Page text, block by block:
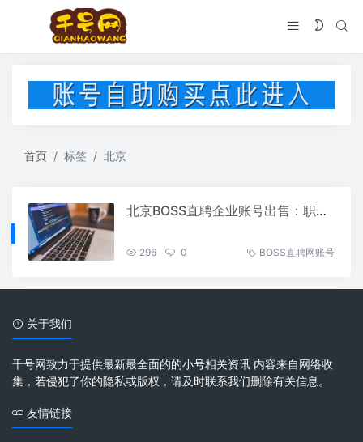
首页 标签 北京
北京BOSS直聘企业账号出售：职场“小白”到“大咖”的捷径
296 0 BOSS直聘网账号
关于我们
千号网致力于提供最新最全面的的小号相关资讯 内容来自网络收
集，若侵犯了你的隐私或版权，请及时联系我们删除有关信息。
友情链接